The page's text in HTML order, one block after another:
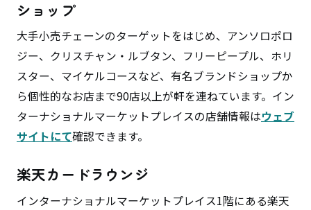
ショップ
大手小売チェーンのターゲットをはじめ、アンソロポロ
ジー、クリスチャン・ルブタン、フリーピープル、ホリ
スター、マイケルコースなど、有名ブランドショップか
ら個性的なお店まで90店以上が軒を連ねています。イン
ターナショナルマーケットプレイスの店舗情報はウェブ
サイトにて確認できます。
楽天カードラウンジ
インターナショナルマーケットプレイス1階にある楽天